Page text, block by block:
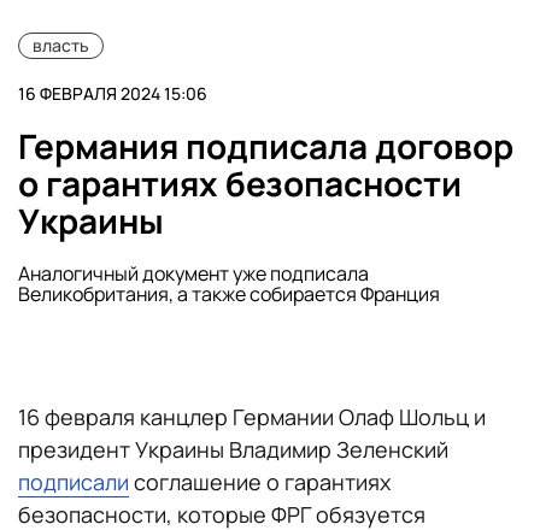
власть
16 ФЕВРАЛЯ 2024 15:06
Германия подписала договор
о гарантиях безопасности
Украины
Аналогичный документ уже подписала
Великобритания, а также собирается Франция
16 февраля канцлер Германии Олаф Шольц и
президент Украины Владимир Зеленский
подписали соглашение о гарантиях
безопасности, которые ФРГ обязуется